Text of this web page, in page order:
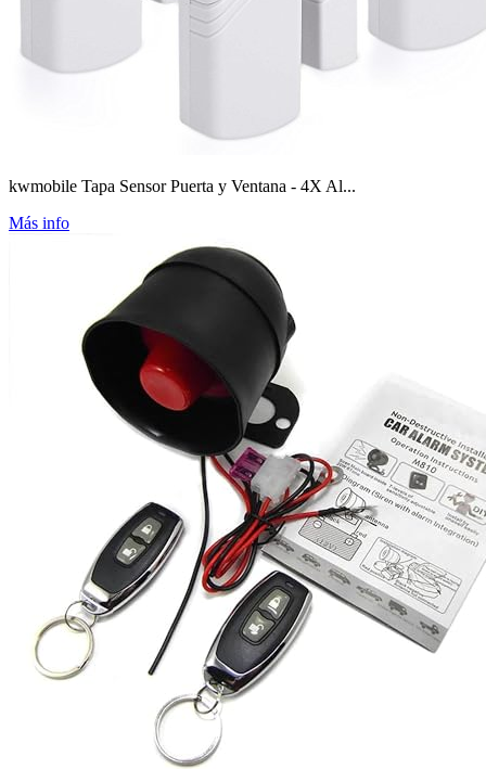
kwmobile Tapa Sensor Puerta y Ventana - 4X Al...
Más info